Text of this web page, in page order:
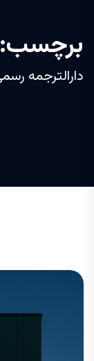
برچسب:
دارالترجمه